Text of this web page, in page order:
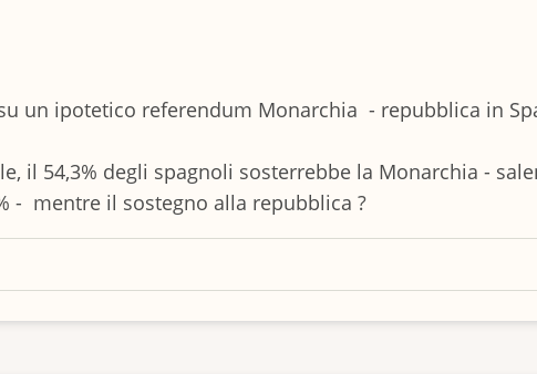
un ipotetico referendum Monarchia - repubblica in
il 54,3% degli spagnoli sosterrebbe la Monarchia -
- mentre il sostegno alla repubblica ?